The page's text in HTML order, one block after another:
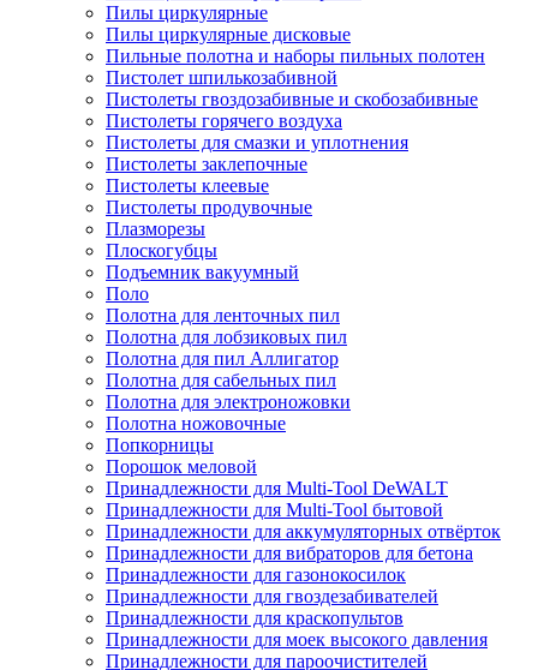
Пилы циркулярные
Пилы циркулярные дисковые
Пильные полотна и наборы пильных полотен
Пистолет шпилькозабивной
Пистолеты гвоздозабивные и скобозабивные
Пистолеты горячего воздуха
Пистолеты для смазки и уплотнения
Пистолеты заклепочные
Пистолеты клеевые
Пистолеты продувочные
Плазморезы
Плоскогубцы
Подъемник вакуумный
Поло
Полотна для ленточных пил
Полотна для лобзиковых пил
Полотна для пил Аллигатор
Полотна для сабельных пил
Полотна для электроножовки
Полотна ножовочные
Попкорницы
Порошок меловой
Принадлежности для Multi-Tool DeWALT
Принадлежности для Multi-Tool бытовой
Принадлежности для аккумуляторных отвёрток
Принадлежности для вибраторов для бетона
Принадлежности для газонокосилок
Принадлежности для гвоздезабивателей
Принадлежности для краскопультов
Принадлежности для моек высокого давления
Принадлежности для пароочистителей